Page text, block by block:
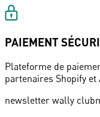
PAIEMENT
Plateforme de
partenaires Shopify et
newsletter wally